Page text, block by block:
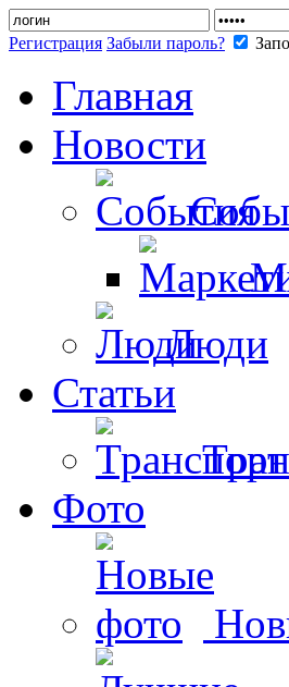
Регистрация Забыли пароль?
Главная
Новости
Люди
Статьи
Фото